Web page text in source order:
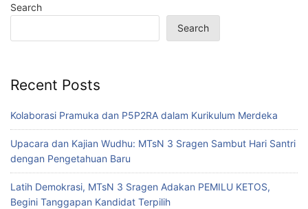
Search
Search
Recent Posts
Kolaborasi Pramuka dan P5P2RA dalam Kurikulum Merdeka
Upacara dan Kajian Wudhu: MTsN 3 Sragen Sambut Hari Santri
dengan Pengetahuan Baru
Latih Demokrasi, MTsN 3 Sragen Adakan PEMILU KETOS,
Begini Tanggapan Kandidat Terpilih